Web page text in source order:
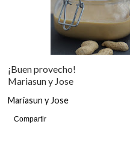
¡Buen provecho!
Mariasun y Jose
Mariasun y Jose
Compartir